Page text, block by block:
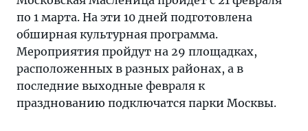
для
жителей
и
гостей
столицы
подготовлена
по 1 марта. На эти 10 дней подготовлена
обширная культурная программа.
Мероприятия пройдут на 29 площадках,
расположенных в разных районах, а в
последние выходные февраля к
празднованию подключатся парки Москвы.